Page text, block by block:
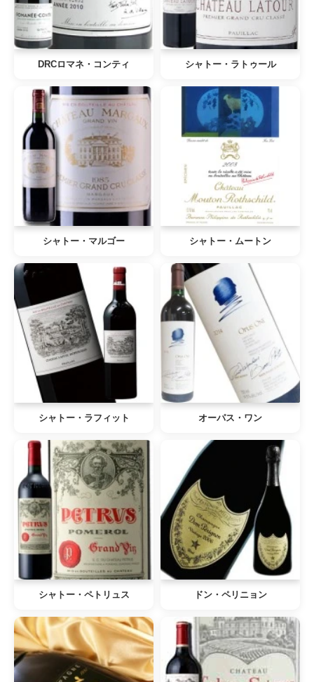
DRCロマネ・コンティ シャトー・ラトゥール
シャトー・マルゴー シャトー・ムートン
シャトー・ラフィット オーパス・ワン
シャトー・ペトリュス ドン・ペリニョン